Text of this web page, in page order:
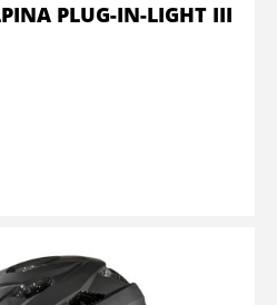
PLUG-IN-LIGHT III